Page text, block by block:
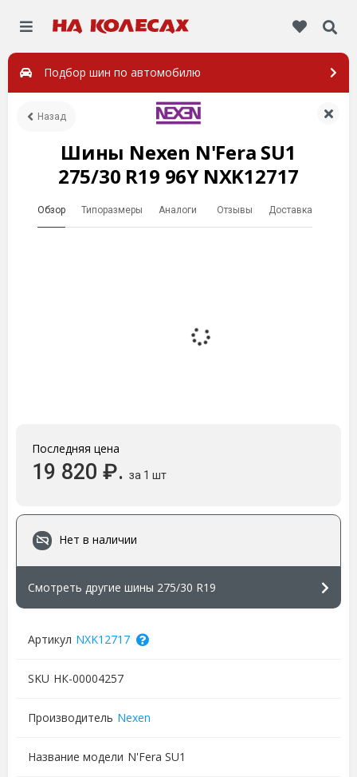
Подбор шин по автомобилю
Назад
Шины Nexen N'Fera SU1
275/30 R19 96Y NXK12717
Обзор Типоразмеры Аналоги Отзывы Доставка
Последняя цена
19 820 ₽. за 1 шт
Нет в наличии
Смотреть другие шины 275/30 R19
Артикул NXK12717
SKU НК-00004257
Производитель Nexen
Название модели N'Fera SU1